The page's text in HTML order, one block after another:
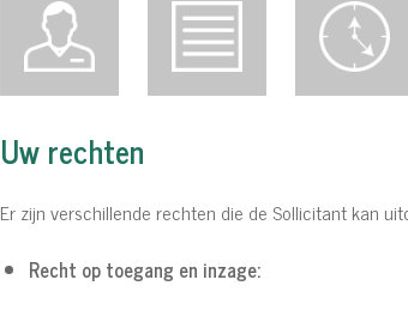
Uw rechten
Er zijn verschillende rechten die de Sollicitant kan
Recht op toegang en inzage: